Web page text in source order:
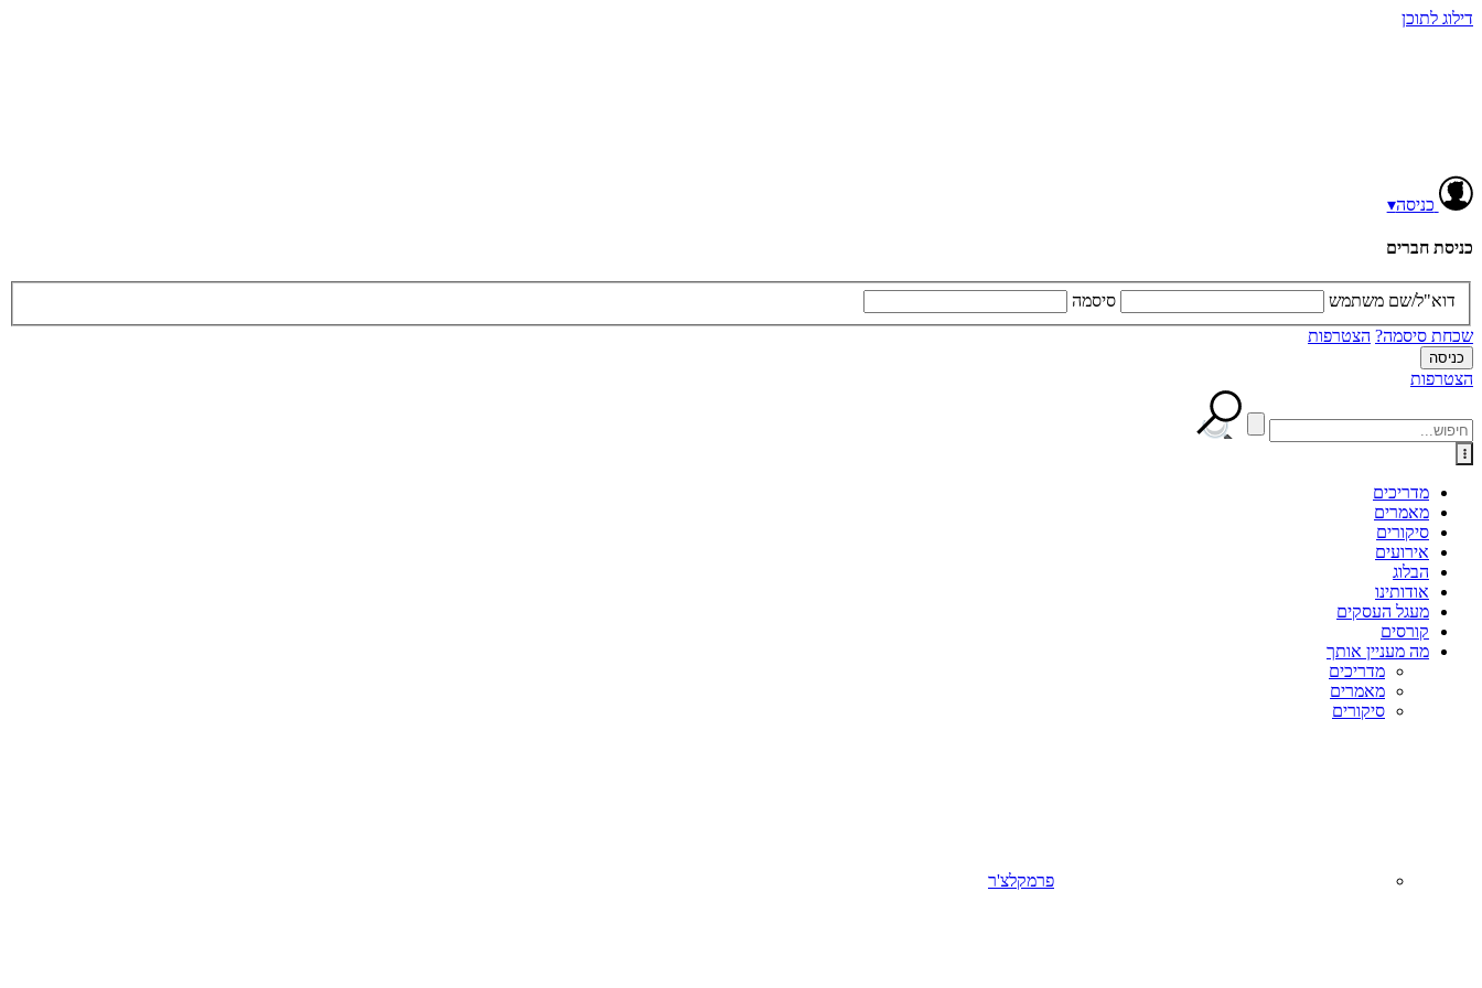
דילוג לתוכן
כניסה▾
כניסת חברים
דוא"ל/שם משתמש
סיסמה
שכחת סיסמה? הצטרפות
הצטרפות
מדריכים
מאמרים
סיקורים
אירועים
הבלוג
אודותינו
מעגל העסקים
קורסים
מה מעניין אותך
מדריכים
מאמרים
סיקורים
פרמקלצ'ר